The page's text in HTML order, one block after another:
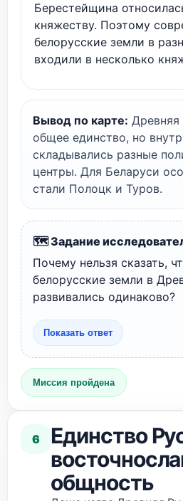
Берестейщина
княжеству. Поэтому
белорусские земли в
входили в несколько
Вывод по карте: Древняя
общее единство, но
складывались разные
центры. Для Беларуси
стали Полоцк и Туров.
🗺️ Задание
Почему нельзя сказать,
белорусские земли в
развивались одинаково?
Показать ответ
Миссия пройдена
6
Единство
общность